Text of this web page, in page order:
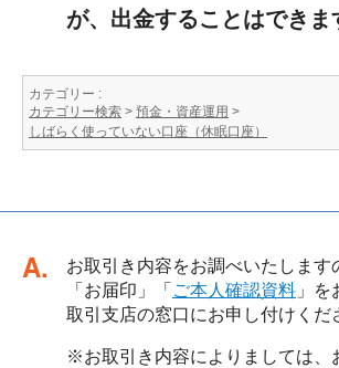
が、出金することはできま
カテゴリー :
カテゴリー検索 > 預金・資産運用 >
しばらく使っていない口座（休眠口座）
回答
お取引き内容をお調べいたします
「お届印」「 ご本人確認資料 」を
取引支店の窓口にお申し付けくだ
※お取引き内容によりましては、